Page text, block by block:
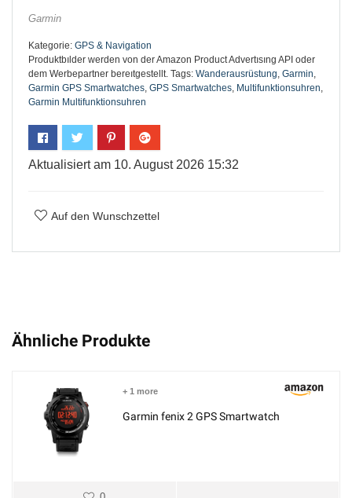
Garmin
Kategorie: GPS & Navigation
Produktbılder werden von der Amazon Product Advertısıng API oder
dem Werbepartner bereıtgestellt. Tags: Wanderausrüstung, Garmin,
Garmin GPS Smartwatches, GPS Smartwatches, Multifunktionsuhren,
Garmin Multifunktionsuhren
Aktualisiert am 10. August 2026 15:32
Auf den Wunschzettel
Ähnliche Produkte
+ 1 more
Garmin fenix 2 GPS Smartwatch